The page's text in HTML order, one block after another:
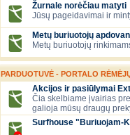
Žurnale norėčiau matyti
Jūsų pageidavimai ir
Metų buriuotojų
Metų buriuotojų
PARDUOTUVĖ - PORTALO
Akcijos ir pasiūlymai
Čia skelbiame įvairias
galioja mūsų draugų
Surfhouse "Buriuojam-